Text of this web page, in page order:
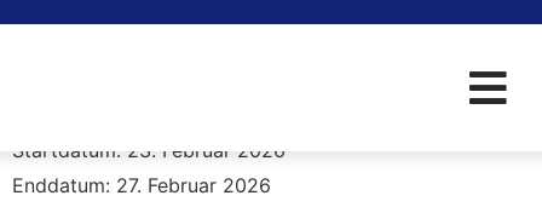
Praktikum H8 (1.Teil)
Startdatum: 23. Februar 2026
Enddatum: 27. Februar 2026